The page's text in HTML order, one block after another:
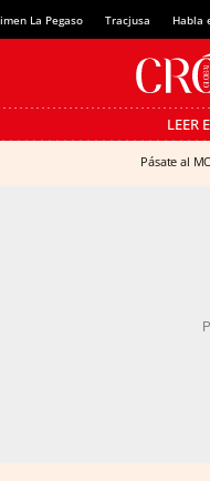
La Pegaso Tracjusa Habla
LEER
Pásate al